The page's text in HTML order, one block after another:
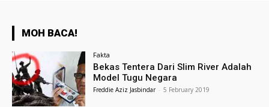
MOH BACA!
Fakta
Bekas Tentera Dari Slim River Adalah
Model Tugu Negara
Freddie Aziz Jasbindar - 5 February 2019